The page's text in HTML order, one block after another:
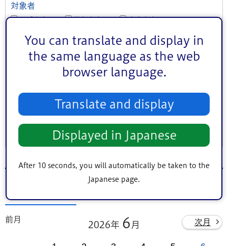
You can translate and display in
the same language as the web
browser language.
Translate and display
Displayed in Japanese
After 10 seconds, you will automatically be taken to the
Japanese page.
対象者
子ども向け 熟年者向け 事業者向け
地区（エリア）
中央地区 小松川・平井地区 葛西地区
東部地区 鹿骨地区
条件をクリア
2026年6月20日（土）のイベント
前月
2026年 6 月 次月